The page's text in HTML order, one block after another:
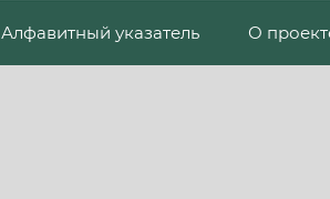
Алфавитный указатель О